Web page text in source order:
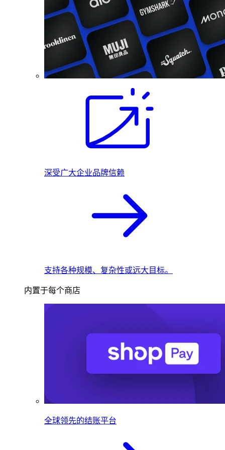
深受广大企业品牌信赖
支持各种规模、复杂性或远大目标。
内置于每个商店
全球领先的结账平台